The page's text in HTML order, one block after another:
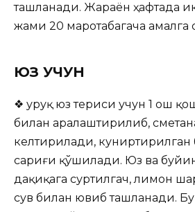
ташланади. Жараён ҳафтада
жами 20 маротабагача
ЮЗ УЧУН
❖ Қуруқ юз териси учун 1 ош
билан аралаштирилиб,
келтирилади, куниртирилган
сариғи қўшилади. Юз ва
дақиқага суртилгач, лимон
сув билан ювиб ташланади.